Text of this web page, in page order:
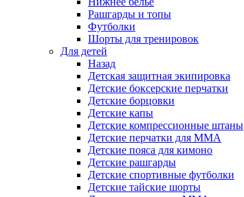
Рашгарды и топы
Футболки
Шорты для тренировок
Для детей
Назад
Детская защитная экипировка
Детские боксерские перчатки
Детские борцовки
Детские капы
Детские компрессионные штаны
Детские перчатки для ММА
Детские пояса для кимоно
Детские рашгарды
Детские спортивные футболки
Детские тайские шорты